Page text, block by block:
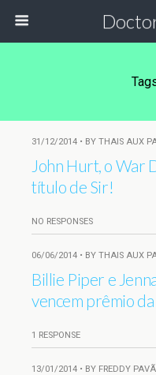
31/12/2014 • BY THAIS AUX
John Hurt, o War
título de Sir!
NO RESPONSES
06/06/2014 • BY THAIS AUX
Billie Piper e
vencem prêmio
1 RESPONSE
13/01/2014 • BY FREDDY